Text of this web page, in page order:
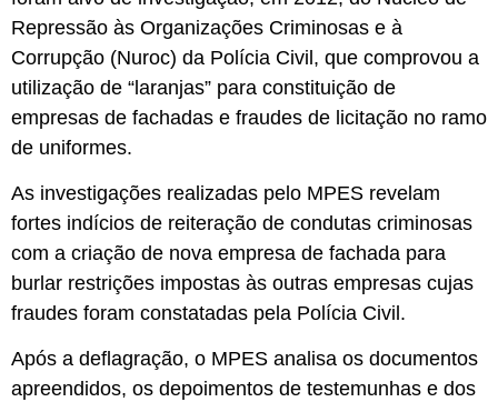
Repressão às Organizações Criminosas e à
Corrupção (Nuroc) da Polícia Civil, que comprovou a
utilização de “laranjas” para constituição de
empresas de fachadas e fraudes de licitação no ramo
de uniformes.
As investigações realizadas pelo MPES revelam
fortes indícios de reiteração de condutas criminosas
com a criação de nova empresa de fachada para
burlar restrições impostas às outras empresas cujas
fraudes foram constatadas pela Polícia Civil.
Após a deflagração, o MPES analisa os documentos
apreendidos, os depoimentos de testemunhas e dos